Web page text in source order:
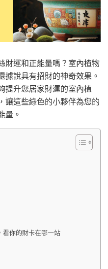
財運和正能量嗎？室內植物
據說具有招財的神奇效果。
提升您居家財運的室內植
讓這些綠色的小夥伴為您的
量。
看你的財卡在哪一站